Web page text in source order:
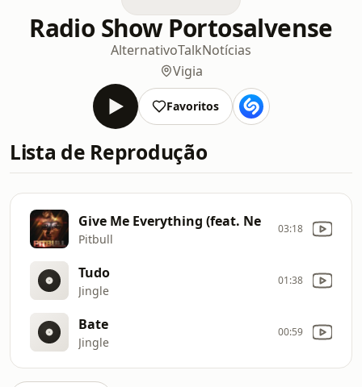
Radio Show Portosalvense
AlternativoTalkNotícias
Vigia
Favoritos
Lista de Reprodução
Give Me Everything (feat. Ne
Pitbull
03:18
Tudo
Jingle
01:38
Bate
Jingle
00:59